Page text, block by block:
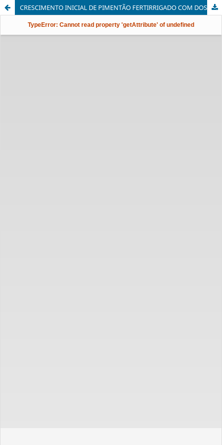
CRESCIMENTO INICIAL DE PIMENTÃO FERTIRRIGADO COM DOSES DE POTÁSSIO EM AMBIENTE PROTEGIDO